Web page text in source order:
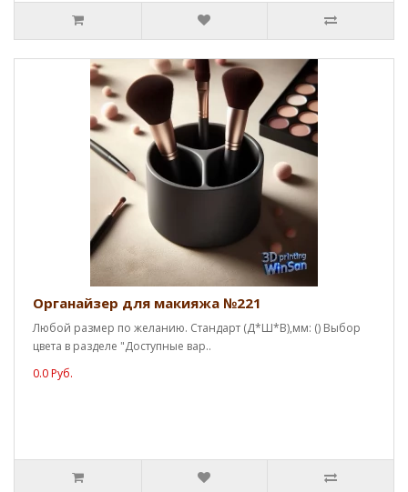
Органайзер для макияжа №221
Любой размер по желанию. Стандарт (Д*Ш*В),мм: () Выбор
цвета в разделе "Доступные вар..
0.0 Руб.